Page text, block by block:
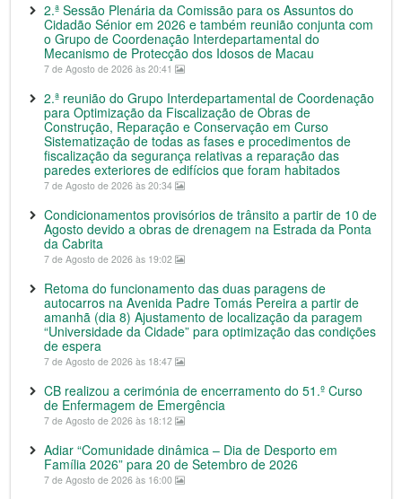
2.ª Sessão Plenária da Comissão para os Assuntos do
Cidadão Sénior em 2026 e também reunião conjunta com
o Grupo de Coordenação Interdepartamental do
Mecanismo de Protecção dos Idosos de Macau
7 de Agosto de 2026 às 20:41
2.ª reunião do Grupo Interdepartamental de Coordenação
para Optimização da Fiscalização de Obras de
Construção, Reparação e Conservação em Curso
Sistematização de todas as fases e procedimentos de
fiscalização da segurança relativas a reparação das
paredes exteriores de edifícios que foram habitados
7 de Agosto de 2026 às 20:34
Condicionamentos provisórios de trânsito a partir de 10 de
Agosto devido a obras de drenagem na Estrada da Ponta
da Cabrita
7 de Agosto de 2026 às 19:02
Retoma do funcionamento das duas paragens de
autocarros na Avenida Padre Tomás Pereira a partir de
amanhã (dia 8) Ajustamento de localização da paragem
“Universidade da Cidade” para optimização das condições
de espera
7 de Agosto de 2026 às 18:47
CB realizou a cerimónia de encerramento do 51.º Curso
de Enfermagem de Emergência
7 de Agosto de 2026 às 18:12
Adiar “Comunidade dinâmica – Dia de Desporto em
Família 2026” para 20 de Setembro de 2026
7 de Agosto de 2026 às 16:00